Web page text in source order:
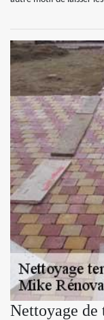
Nettoyage de